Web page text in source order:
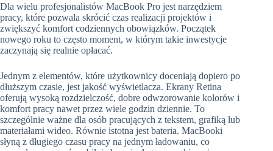
Dla wielu profesjonalistów MacBook Pro jest narzędziem
pracy, które pozwala skrócić czas realizacji projektów i
zwiększyć komfort codziennych obowiązków. Początek
nowego roku to często moment, w którym takie inwestycje
zaczynają się realnie opłacać.
Jednym z elementów, które użytkownicy doceniają dopiero po
dłuższym czasie, jest jakość wyświetlacza. Ekrany Retina
oferują wysoką rozdzielczość, dobre odwzorowanie kolorów i
komfort pracy nawet przez wiele godzin dziennie. To
szczególnie ważne dla osób pracujących z tekstem, grafiką lub
materiałami wideo. Równie istotna jest bateria. MacBooki
słyną z długiego czasu pracy na jednym ładowaniu, co